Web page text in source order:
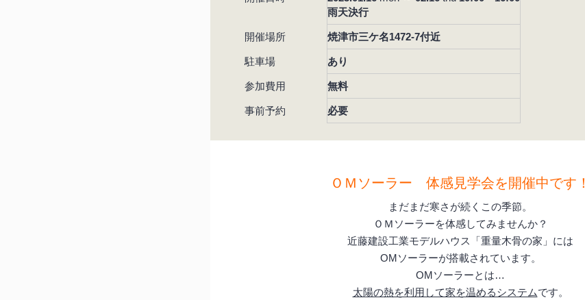
雨天決行
開催場所 焼津市三ケ名1472-7付近
駐車場 あり
参加費用 無料
事前予約 必要
ＯＭソーラー 体感見学会を開催中です！
まだまだ寒さが続くこの季節。
ＯＭソーラーを体感してみませんか？
近藤建設工業モデルハウス「重量木骨の家」には
OMソーラーが搭載されています。
OMソーラーとは…
太陽の熱を利用して家を温めるシステムです。